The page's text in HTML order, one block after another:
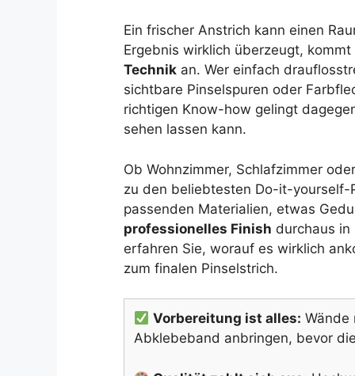
Ein frischer Anstrich kann einen
Ergebnis wirklich überzeugt,
Technik an. Wer einfach
sichtbare Pinselspuren oder
richtigen Know-how gelingt
sehen lassen kann.
Ob Wohnzimmer, Schlafzimmer
zu den beliebtesten Do-it-yourself-
passenden Materialien, etwas
professionelles Finish durchaus in
erfahren Sie, worauf es wirklich
zum finalen Pinselstrich.
Vorbereitung ist alles: Wände
Abklebeband anbringen, bevor